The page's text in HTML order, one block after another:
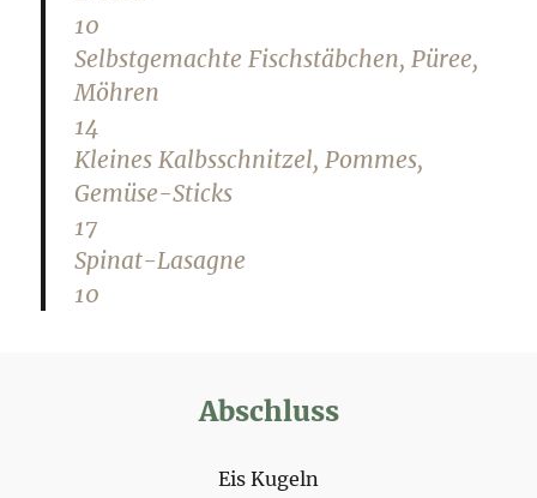
10
Selbstgemachte Fischstäbchen, Püree,
Möhren
14
Kleines Kalbsschnitzel, Pommes,
Gemüse-Sticks
17
Spinat-Lasagne
10
Abschluss
Eis Kugeln